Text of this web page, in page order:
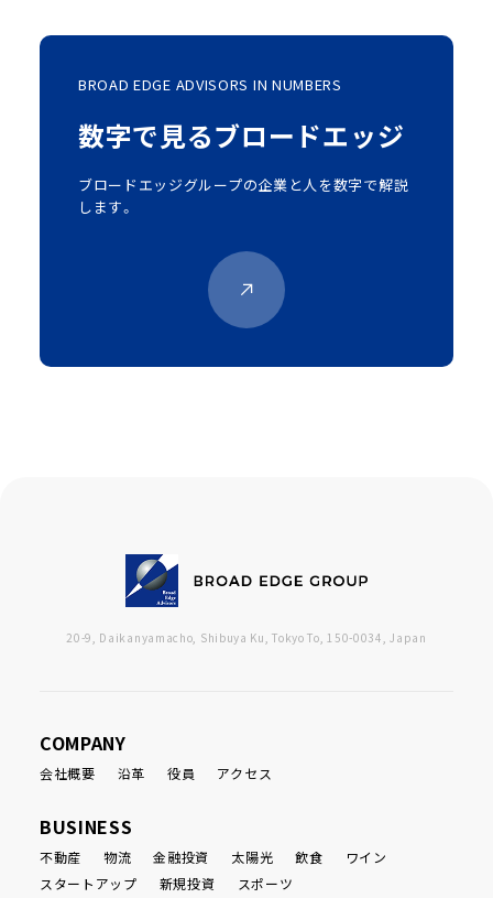
BROAD EDGE ADVISORS IN NUMBERS
数字で見るブロードエッジ
ブロードエッジグループの企業と人を数字で解説
します。
20-9, Daikanyamacho, Shibuya Ku, Tokyo To, 150-0034, Japan
COMPANY
会社概要 沿革 役員 アクセス
BUSINESS
不動産 物流 金融投資 太陽光 飲食
ワイン
スタートアップ
新規投資 スポーツ